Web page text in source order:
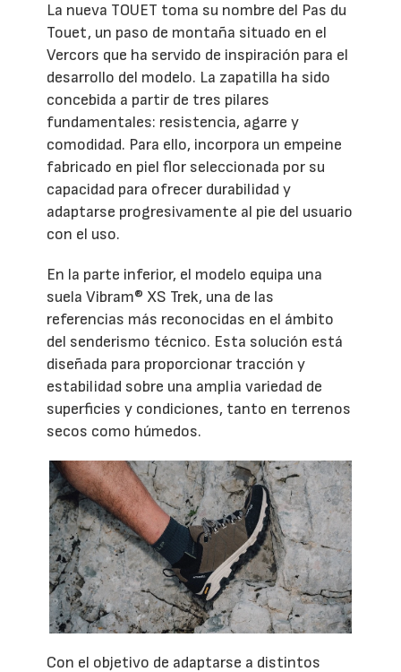
La nueva TOUET toma su nombre del Pas du
Touet, un paso de montaña situado en el
Vercors que ha servido de inspiración para el
desarrollo del modelo. La zapatilla ha sido
concebida a partir de tres pilares
fundamentales: resistencia, agarre y
comodidad. Para ello, incorpora un empeine
fabricado en piel flor seleccionada por su
capacidad para ofrecer durabilidad y
adaptarse progresivamente al pie del usuario
con el uso.
En la parte inferior, el modelo equipa una
suela Vibram® XS Trek, una de las
referencias más reconocidas en el ámbito
del senderismo técnico. Esta solución está
diseñada para proporcionar tracción y
estabilidad sobre una amplia variedad de
superficies y condiciones, tanto en terrenos
secos como húmedos.
Con el objetivo de adaptarse a distintos